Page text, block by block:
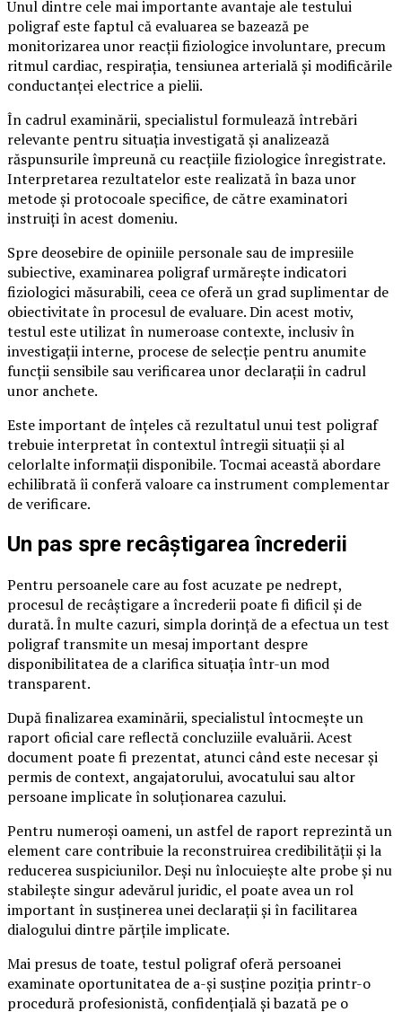
Unul dintre cele mai importante avantaje ale testului
poligraf este faptul că evaluarea se bazează pe
monitorizarea unor reacții fiziologice involuntare, precum
ritmul cardiac, respirația, tensiunea arterială și modificările
conductanței electrice a pielii.
În cadrul examinării, specialistul formulează întrebări
relevante pentru situația investigată și analizează
răspunsurile împreună cu reacțiile fiziologice înregistrate.
Interpretarea rezultatelor este realizată în baza unor
metode și protocoale specifice, de către examinatori
instruiți în acest domeniu.
Spre deosebire de opiniile personale sau de impresiile
subiective, examinarea poligraf urmărește indicatori
fiziologici măsurabili, ceea ce oferă un grad suplimentar de
obiectivitate în procesul de evaluare. Din acest motiv,
testul este utilizat în numeroase contexte, inclusiv în
investigații interne, procese de selecție pentru anumite
funcții sensibile sau verificarea unor declarații în cadrul
unor anchete.
Este important de înțeles că rezultatul unui test poligraf
trebuie interpretat în contextul întregii situații și al
celorlalte informații disponibile. Tocmai această abordare
echilibrată îi conferă valoare ca instrument complementar
de verificare.
Un pas spre recâștigarea încrederii
Pentru persoanele care au fost acuzate pe nedrept,
procesul de recâștigare a încrederii poate fi dificil și de
durată. În multe cazuri, simpla dorință de a efectua un test
poligraf transmite un mesaj important despre
disponibilitatea de a clarifica situația într-un mod
transparent.
După finalizarea examinării, specialistul întocmește un
raport oficial care reflectă concluziile evaluării. Acest
document poate fi prezentat, atunci când este necesar și
permis de context, angajatorului, avocatului sau altor
persoane implicate în soluționarea cazului.
Pentru numeroși oameni, un astfel de raport reprezintă un
element care contribuie la reconstruirea credibilității și la
reducerea suspiciunilor. Deși nu înlocuiește alte probe și nu
stabilește singur adevărul juridic, el poate avea un rol
important în susținerea unei declarații și în facilitarea
dialogului dintre părțile implicate.
Mai presus de toate, testul poligraf oferă persoanei
examinate oportunitatea de a-și susține poziția printr-o
procedură profesionistă, confidențială și bazată pe o